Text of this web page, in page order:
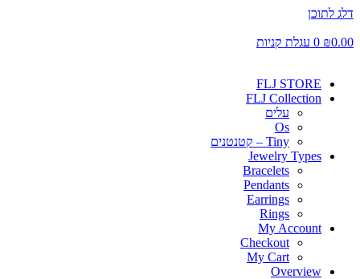
דלג לתוכן
₪0.00
0 עגלת קניות
FLJ STORE
FLJ Collection
עלים
Os
Tiny – קטנטנים
Jewelry Types
Bracelets
Pendants
Earrings
Rings
My Account
Checkout
My Cart
Overview